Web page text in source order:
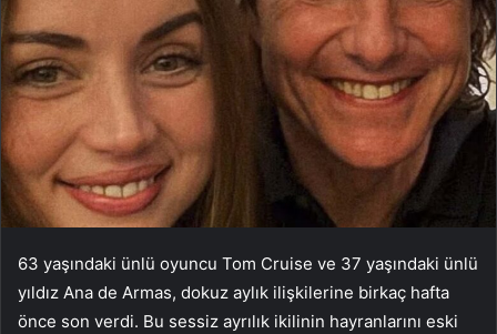
63 yaşındaki ünlü oyuncu Tom Cruise ve 37 yaşındaki ünlü
yıldız Ana de Armas, dokuz aylık ilişkilerine birkaç hafta
önce son verdi. Bu sessiz ayrılık ikilinin hayranlarını eski